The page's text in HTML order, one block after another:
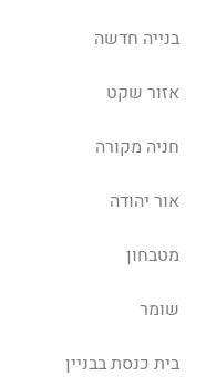
בנייה חדשה
אזור שקט
חניה מקורה
אור יהודה
מטבחון
שומר
בית כנסת בבניין